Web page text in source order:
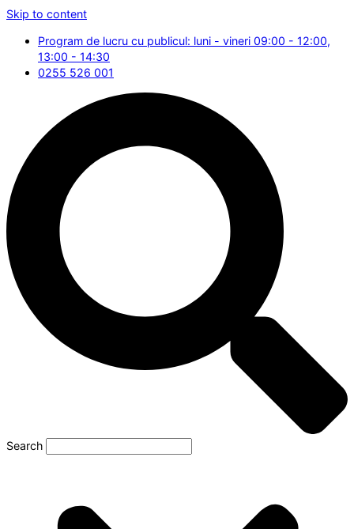
Skip to content
Program de lucru cu publicul: luni - vineri 09:00 - 12:00,
13:00 - 14:30
0255 526 001
Search